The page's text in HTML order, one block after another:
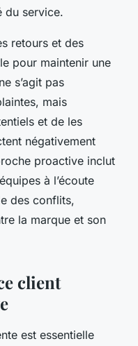
du service.
retours et des
pour maintenir une
s’agit pas
mais
et de les
négativement
proactive inclut
à l’écoute
des conflits,
la marque et son
client
est essentielle